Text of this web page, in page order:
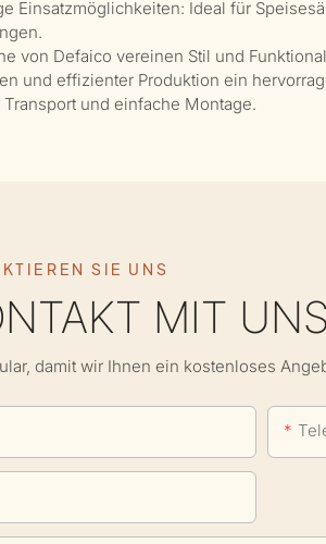
Einsatzmöglichkeiten: Ideal für
von Defaico vereinen Stil und
und effizienter Produktion ein
und einfache Montage.
SIE UNS
MIT
damit wir Ihnen ein kostenloses